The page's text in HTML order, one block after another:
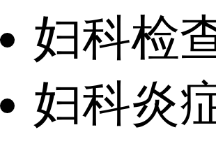
妇科检
妇科炎